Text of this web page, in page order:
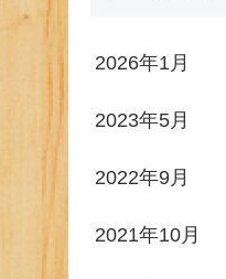
2026年1月
2023年5月
2022年9月
2021年10月